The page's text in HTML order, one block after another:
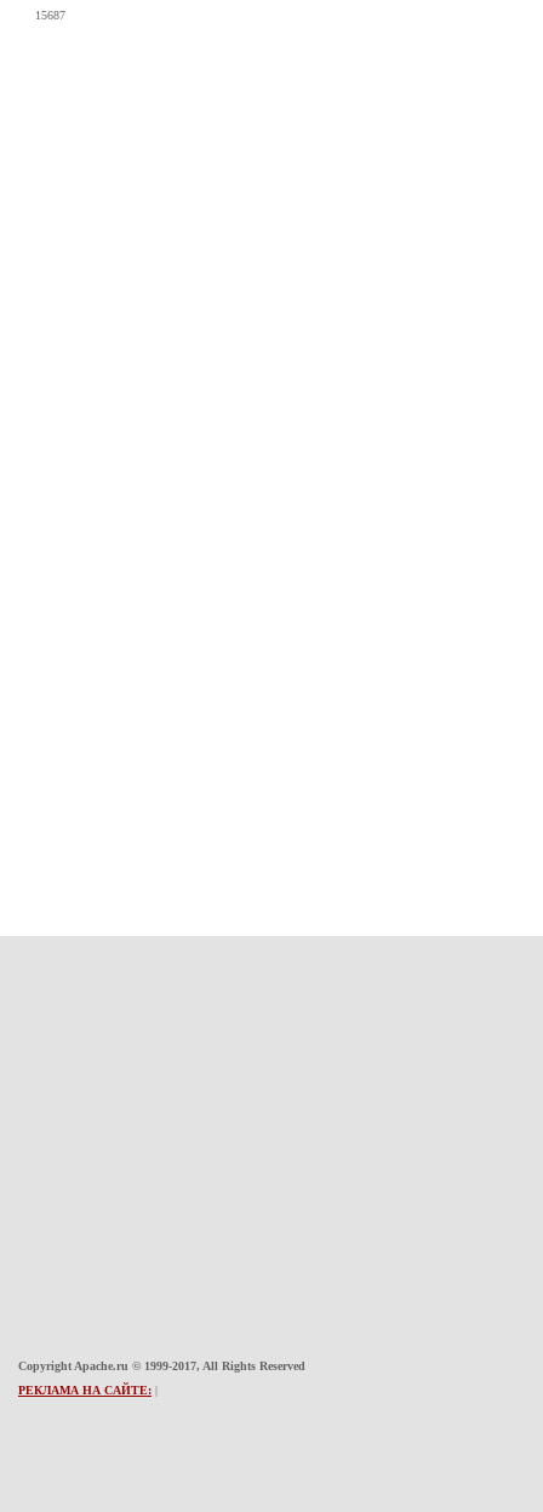
15687
Copyright Apache.ru © 1999-2017, All Rights Reserved
РЕКЛАМА НА САЙТЕ: |